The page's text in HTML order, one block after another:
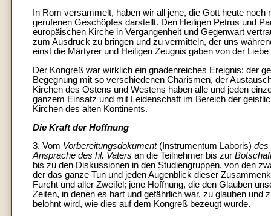
In Rom versammelt, haben wir all jene, die Gott heute
gerufenen Geschöpfes darstellt. Den Heiligen Petrus und
europäischen Kirche in Vergangenheit und Gegenwart
zum Ausdruck zu bringen und zu vermitteln, der uns
einst die Märtyrer und Heiligen Zeugnis gaben von der
Der Kongreß war wirklich ein gnadenreiches Ereignis: der
Begegnung mit so verschiedenen Charismen, der
Kirchen des Ostens und Westens haben alle und jeden
ganzem Einsatz und mit Leidenschaft im Bereich der
Kirchen des alten Kontinents.
Die Kraft der Hoffnung
3. Vom Vorbereitungsdokument (Instrumentum Laboris) des
Ansprache des hl. Vaters an die Teilnehmer bis zur
bis zu den Diskussionen in den Studiengruppen, von den
der das ganze Tun und jeden Augenblick dieser
Furcht und aller Zweifel; jene Hoffnung, die den Glauben
Zeiten, in denen es hart und gefährlich war, zu glauben und
belohnt wird, wie dies auf dem Kongreß bezeugt wurde.